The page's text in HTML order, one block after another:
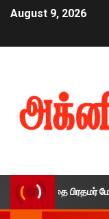
August 9, 2026
பிரதமர் மோடி